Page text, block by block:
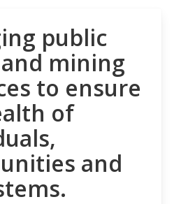
public
mining
to ensure
of
and